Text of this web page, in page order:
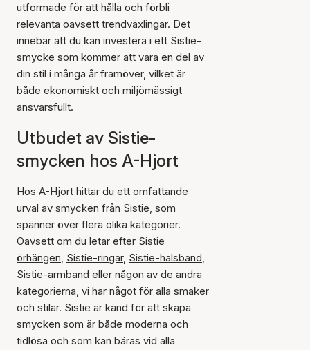
utformade för att hålla och förbli
relevanta oavsett trendväxlingar. Det
innebär att du kan investera i ett Sistie-
smycke som kommer att vara en del av
din stil i många år framöver, vilket är
både ekonomiskt och miljömässigt
ansvarsfullt.
Utbudet av Sistie-
smycken hos A-Hjort
Hos A-Hjort hittar du ett omfattande
urval av smycken från Sistie, som
spänner över flera olika kategorier.
Oavsett om du letar efter Sistie
örhängen, Sistie-ringar, Sistie-halsband,
Sistie-armband eller någon av de andra
kategorierna, vi har något för alla smaker
och stilar. Sistie är känd för att skapa
smycken som är både moderna och
tidlösa och som kan bäras vid alla